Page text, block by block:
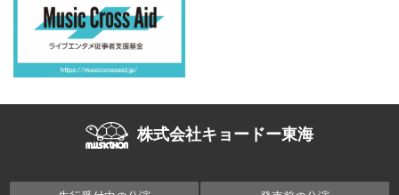
株式会社キョードー東海